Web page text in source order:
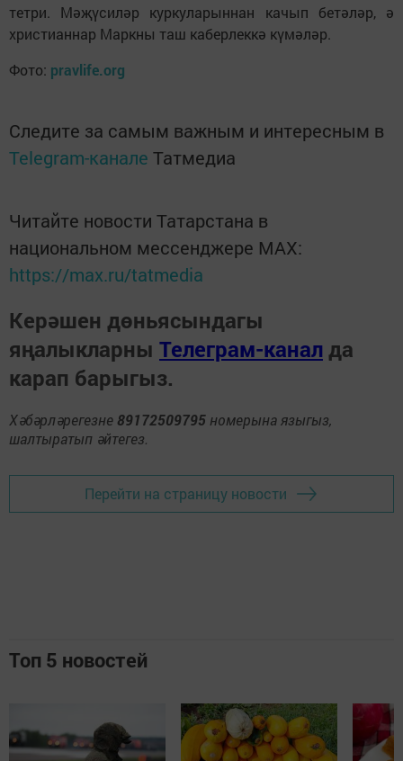
тетри. Мәҗүсиләр куркуларыннан качып бетәләр, ә
христианнар Маркны таш каберлеккә күмәләр.
Фото: pravlife.org
Следите за самым важным и интересным в
Telegram-канале Татмедиа
Читайте новости Татарстана в
национальном мессенджере MАХ:
https://max.ru/tatmedia
Керәшен дөньясындагы
яңалыкларны Телеграм-канал да
карап барыгыз.
Хәбәрләрегезне 89172509795 номерына языгыз,
шалтыратып әйтегез.
Перейти на страницу новости
Топ 5 новостей